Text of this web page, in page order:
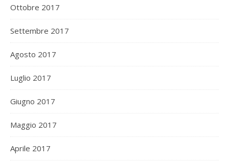
Ottobre 2017
Settembre 2017
Agosto 2017
Luglio 2017
Giugno 2017
Maggio 2017
Aprile 2017